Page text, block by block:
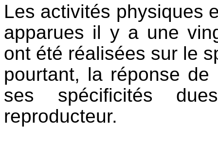
Les activités physiques
apparues il y a une
ont été réalisées sur le
pourtant, la réponse de
ses spécificités
reproducteur.